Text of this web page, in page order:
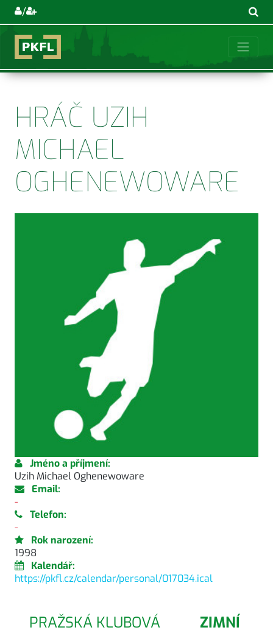
/
HRÁČ UZIH
MICHAEL
OGHENEWOWARE
Jméno a příjmení:
Uzih Michael Oghenewoware
Email:
-
Telefon:
-
Rok narození:
1998
Kalendář:
https://pkfl.cz/calendar/personal/017034.ical
PRAŽSKÁ KLUBOVÁ
ZIMNÍ